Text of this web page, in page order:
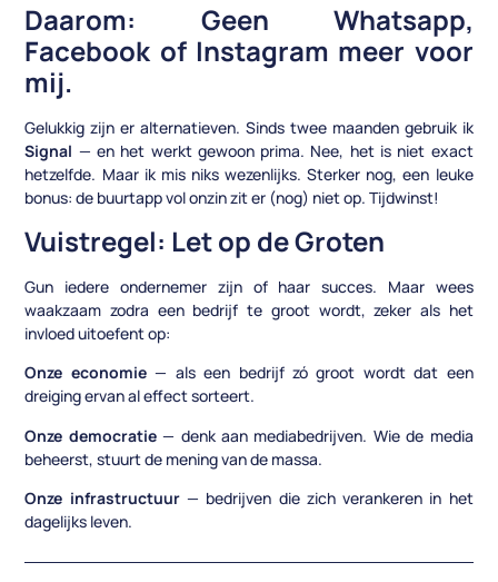
Daarom: Geen Whatsapp,
Facebook of Instagram meer voor
mij.
Gelukkig zijn er alternatieven. Sinds twee maanden gebruik ik
Signal — en het werkt gewoon prima. Nee, het is niet exact
hetzelfde. Maar ik mis niks wezenlijks. Sterker nog, een leuke
bonus: de buurtapp vol onzin zit er (nog) niet op. Tijdwinst!
Vuistregel: Let op de Groten
Gun iedere ondernemer zijn of haar succes. Maar wees
waakzaam zodra een bedrijf te groot wordt, zeker als het
invloed uitoefent op:
Onze economie— als een bedrijf zó groot wordt dat een
dreiging ervan al effect sorteert.
Onze democratie— denk aan mediabedrijven. Wie de media
beheerst, stuurt de mening van de massa.
Onze infrastructuur— bedrijven die zich verankeren in het
dagelijks leven.